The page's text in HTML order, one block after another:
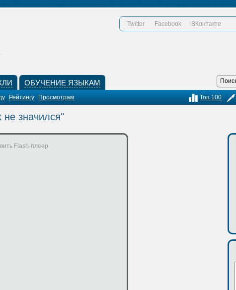
Twitter Facebook ВКонтакте
ОБУЧЕНИЕ ЯЗЫКАМ
Рейтингу Просмотрам Топ 100
не значился"
Flash-плеер